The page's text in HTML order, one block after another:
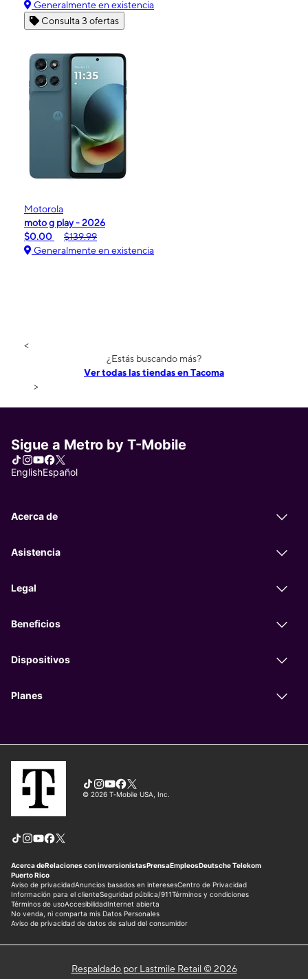
Generalmente en existencia
Consulta 3 ofertas
Motorola
moto g play - 2026
$0.00
$139.99
Generalmente en existencia
<
¿Estás buscando más?
Ver todas las tiendas en Tacoma
>
Respaldado por Lastmile Retail © 2026